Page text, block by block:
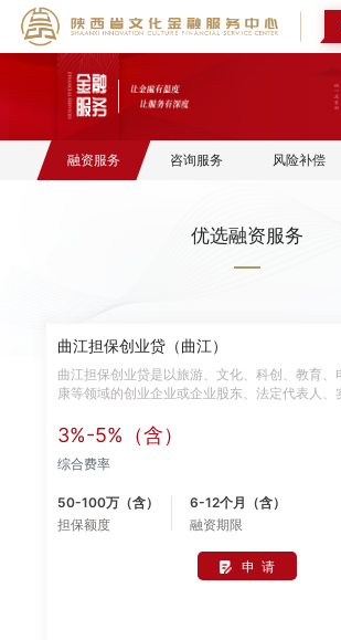
融资服务 咨询服务 风险补偿
优选融资服务
曲江担保创业贷（曲江）
曲江担保创业贷是以旅游、文化、科创、教育、
康等领域的创业企业或企业股东、法定代表人、
万元，担保费率0.5%/年。申请条件如下： 1、企
注册地隶属于曲江新区且经营主体原则上应连续
以上且全年纳税总额不低于1万元，经营状况良好
人资产(必须为西安市且非小产权房产) 评估值超
申请人年龄需在 22 周岁以上，60周岁以下，身
代表及配偶 ) 信用状况良好，无未结清的不良信
偿还贷款本息的能力;若申请人及配偶最近两年
3%-5%（含）
综合费率
50-100万（含）
担保额度
6-12个月（含）
融资期限
申 请